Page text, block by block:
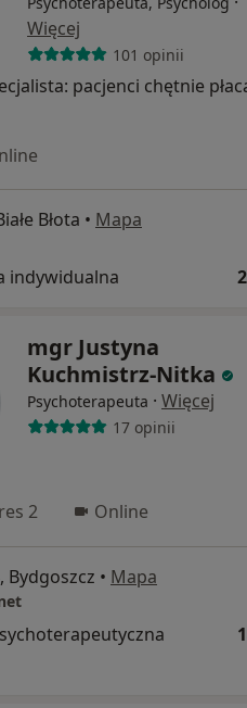
Więcej
101 opinii
pacjenci chętnie
Błota • Mapa
indywidualna
mgr Justyna
Kuchmistrz-Nitka
Psychoterapeuta · Więcej
17 opinii
2 Online
Bydgoszcz • Mapa